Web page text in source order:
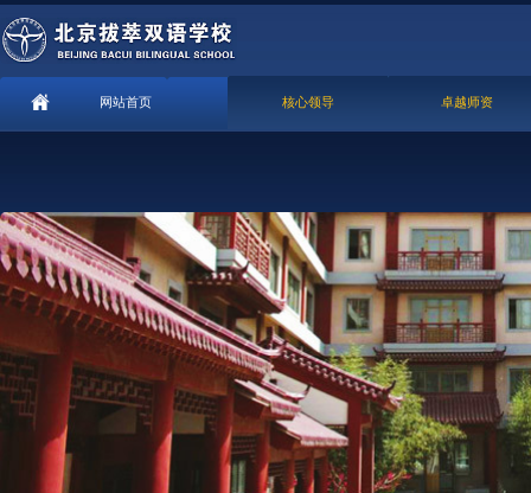
网站首页 核心领导 卓越师资